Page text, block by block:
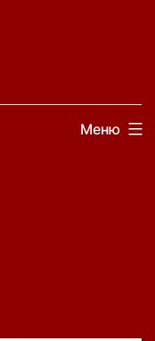
Меню